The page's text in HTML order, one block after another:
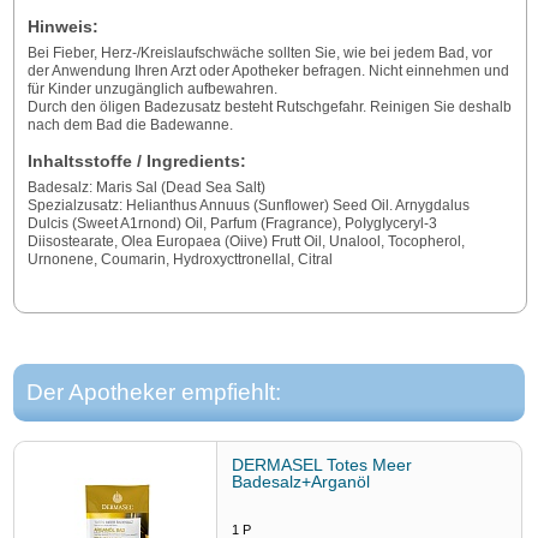
Hinweis:
Bei Fieber, Herz-/Kreislaufschwäche sollten Sie, wie bei jedem Bad, vor
der Anwendung Ihren Arzt oder Apotheker befragen. Nicht einnehmen und
für Kinder unzugänglich aufbewahren.
Durch den öligen Badezusatz besteht Rutschgefahr. Reinigen Sie deshalb
nach dem Bad die Badewanne.
Inhaltsstoffe / Ingredients:
Badesalz: Maris Sal (Dead Sea Salt)
Spezialzusatz: Helianthus Annuus (Sunflower) Seed Oil. Arnygdalus
Dulcis (Sweet A1rnond) Oil, Parfum (Fragrance), PoIygIyceryl-3
Diisostearate, Olea Europaea (Oiive) Frutt Oil, Unalool, Tocopherol,
Urnonene, Coumarin, Hydroxycttronellal, Citral
Der Apotheker empfiehlt:
DERMASEL Totes Meer
Badesalz+Arganöl
1P